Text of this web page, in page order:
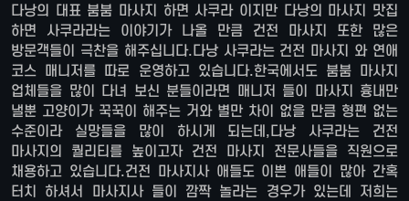
다낭의 대표 붐붐 마사지 하면 사쿠라 이지만 다낭의 마사지 맛집
하면 사쿠라라는 이야기가 나올 만큼 건전 마사지 또한 많은
방문객들이 극찬을 해주십니다.다낭 사쿠라는 건전 마사지 와 연애
코스 매니저를 따로 운영하고 있습니다.한국에서도 붐붐 마사지
업체들을 많이 다녀 보신 분들이라면 매니저 들이 마사지 흉내만
낼뿐 고양이가 꾹꾹이 해주는 거와 별만 차이 없을 만큼 형편 없는
수준이라 실망들을 많이 하시게 되는데,다낭 사쿠라는 건전
마사지의 퀄리티를 높이고자 건전 마사지 전문사들을 직원으로
채용하고 있습니다.건전 마사지사 애들도 이쁜 애들이 많아 간혹
터치 하셔서 마사지사 들이 깜짝 놀라는 경우가 있는데 저희는